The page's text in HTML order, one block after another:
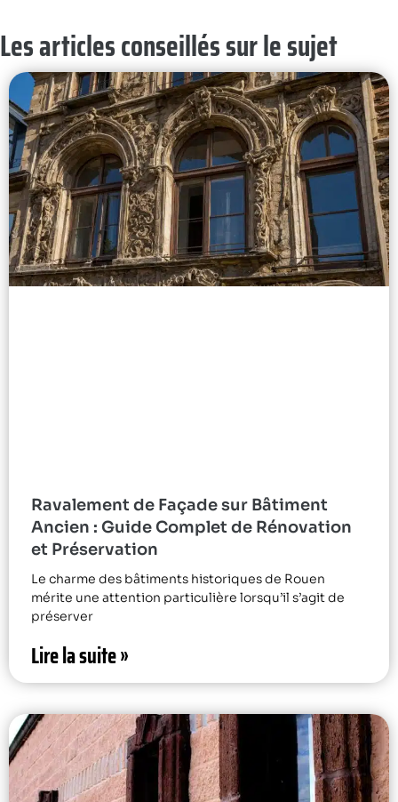
Les articles conseillés sur le sujet
Ravalement de Façade sur Bâtiment
Ancien : Guide Complet de Rénovation
et Préservation
Le charme des bâtiments historiques de Rouen
mérite une attention particulière lorsqu’il s’agit de
préserver
Lire la suite »